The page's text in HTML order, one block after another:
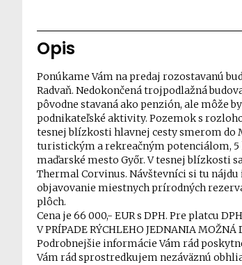
Opis
Ponúkame Vám na predaj rozostavanú
Radvaň. Nedokončená trojpodlažná
pôvodne stavaná ako penzión, ale môže
podnikateľské aktivity. Pozemok s
tesnej blízkosti hlavnej cesty smerom do
turistickým a rekreačným potenciálom, 5
maďarské mesto Győr. V tesnej blízkosti
Thermal Corvinus. Návštevníci si tu
objavovanie miestnych prírodných
plôch.
Cena je 66 000,- EUR s DPH. Pre platcu
V PRÍPADE RÝCHLEHO JEDNANIA MOŽNÁ
Podrobnejšie informácie Vám rád
Vám rád sprostredkujem nezáväznú